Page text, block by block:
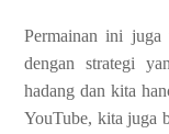
Permainan ini juga
dengan strategi
hadang dan kita
YouTube, kita juga